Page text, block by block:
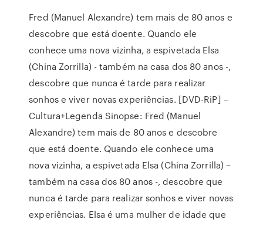
Fred (Manuel Alexandre) tem mais de 80 anos e
descobre que está doente. Quando ele
conhece uma nova vizinha, a espivetada Elsa
(China Zorrilla) - também na casa dos 80 anos -,
descobre que nunca é tarde para realizar
sonhos e viver novas experiências. [DVD-RiP] –
Cultura+Legenda Sinopse: Fred (Manuel
Alexandre) tem mais de 80 anos e descobre
que está doente. Quando ele conhece uma
nova vizinha, a espivetada Elsa (China Zorrilla) –
também na casa dos 80 anos -, descobre que
nunca é tarde para realizar sonhos e viver novas
experiências. Elsa é uma mulher de idade que